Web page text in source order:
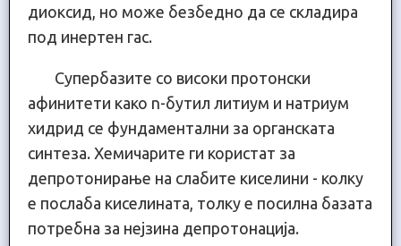
диоксид, но може безбедно да се складира
под инертен гас.
Супербазите со високи протонски
афинитети како n-бутил литиум и натриум
хидрид се фундаментални за органската
синтеза. Хемичарите ги користат за
депротонирање на слабите киселини - колку
е послаба киселината, толку е посилна базата
потребна за нејзина депротонација.